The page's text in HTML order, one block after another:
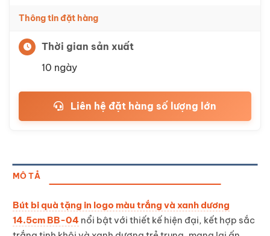
Thông tin đặt hàng
Thời gian sản xuất
10 ngày
Liên hệ đặt hàng số lượng lớn
MÔ TẢ
Bút bi quà tặng in logo màu trắng và xanh dương
14.5cm BB-04 nổi bật với thiết kế hiện đại, kết hợp sắc